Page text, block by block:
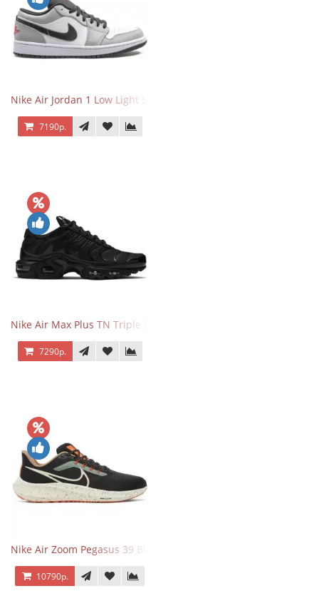
Nike Air Jordan 1 Low Light Smoke Grey
7190р.
Nike Air Max Plus TN Triple Black
7290р.
Nike Air Zoom Pegasus 39 Black White Orange
10790р.